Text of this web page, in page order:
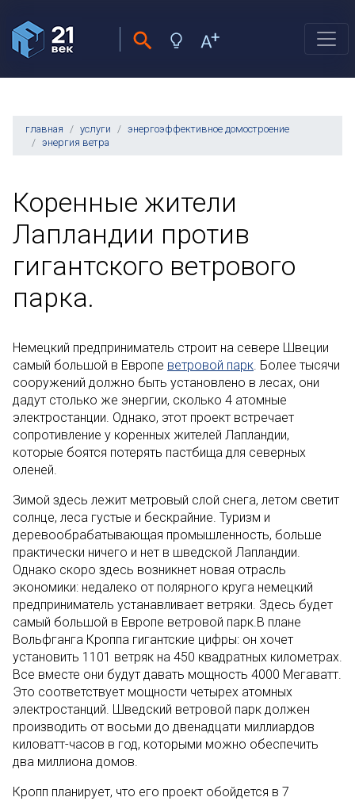
главная услуги
энергоэффективное домостроение
энергия ветра
Коренные жители
Лапландии против
гигантского ветрового
парка.
Немецкий предприниматель строит на севере Швеции
самый большой в Европе ветровой парк. Более тысячи
сооружений должно быть установлено в лесах, они
дадут столько же энергии, сколько 4 атомные
электростанции. Однако, этот проект встречает
сопротивление у коренных жителей Лапландии,
которые боятся потерять пастбища для северных
оленей.
Зимой здесь лежит метровый слой снега, летом светит
солнце, леса густые и бескрайние. Туризм и
деревообрабатывающая промышленность, больше
практически ничего и нет в шведской Лапландии.
Однако скоро здесь возникнет новая отрасль
экономики: недалеко от полярного круга немецкий
предприниматель устанавливает ветряки. Здесь будет
самый большой в Европе ветровой парк.В плане
Вольфганга Кроппа гигантские цифры: он хочет
установить 1101 ветряк на 450 квадратных километрах.
Все вместе они будут давать мощность 4000 Мегаватт.
Это соответствует мощности четырех атомных
электростанций. Шведский ветровой парк должен
производить от восьми до двенадцати миллиардов
киловатт-часов в год, которыми можно обеспечить
два миллиона домов.
Кропп планирует, что его проект обойдется в 7